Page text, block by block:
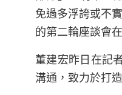
免過多浮誇或不
的第二輪座談會
董建宏昨日在記
溝通，致力於打